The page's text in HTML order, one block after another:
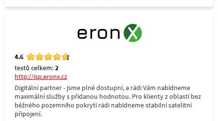
4.6
testů celkem:2
http://isp.eronx.cz
Digitální partner - jsme plně dostupní, a rádi Vám nabídneme
maximální služby s přidanou hodnotou. Pro klienty z oblastí bez
běžného pozemního pokrytí rádi nabídneme stabilní satelitní
připojení.